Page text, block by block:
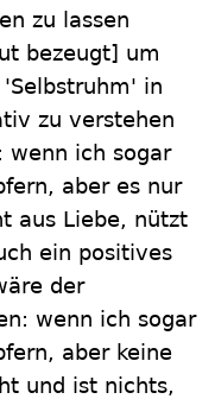
zu lassen
bezeugt] um
in
zu verstehen
wenn ich sogar
aber es nur
aus Liebe, nützt
ein positives
der
wenn ich sogar
aber keine
und ist nichts,